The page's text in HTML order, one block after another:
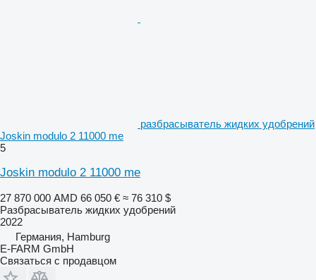
разбрасыватель жидких удобрений
Joskin modulo 2 11000 me
5
Joskin modulo 2 11000 me
27 870 000 AMD 66 050 € ≈ 76 310 $
Разбрасыватель жидких удобрений
2022
Германия, Hamburg
E-FARM GmbH
Связаться с продавцом